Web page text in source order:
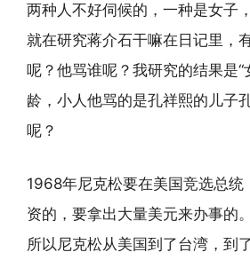
两种人不好伺候的，一种是女子
就在研究蒋介石干嘛在日记里，
呢？他骂谁呢？我研究的结果是“
龄，小人他骂的是孔祥熙的儿子
呢？
1968年尼克松要在美国竞选总统
资的，要拿出大量美元来办事的
所以尼克松从美国到了台湾，到